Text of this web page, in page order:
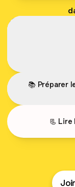
✨ Prolonger
📚 Préparer
📃 Lire